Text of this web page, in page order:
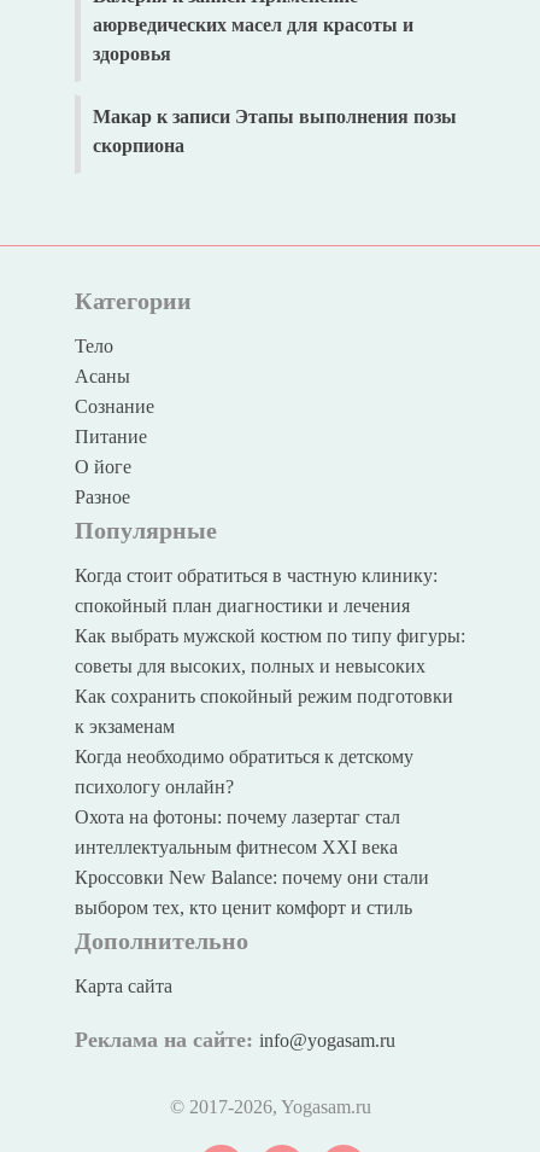
аюрведических масел для красоты и
здоровья
Макарк записи Этапы выполнения позы
скорпиона
Категории
Тело
Асаны
Сознание
Питание
О йоге
Разное
Популярные
Когда стоит обратиться в частную клинику:
спокойный план диагностики и лечения
Как выбрать мужской костюм по типу фигуры:
советы для высоких, полных и невысоких
Как сохранить спокойный режим подготовки
к экзаменам
Когда необходимо обратиться к детскому
психологу онлайн?
Охота на фотоны: почему лазертаг стал
интеллектуальным фитнесом XXI века
Кроссовки New Balance: почему они стали
выбором тех, кто ценит комфорт и стиль
Дополнительно
Карта сайта
Реклама на сайте: info@yogasam.ru
© 2017-2026, Yogasam.ru